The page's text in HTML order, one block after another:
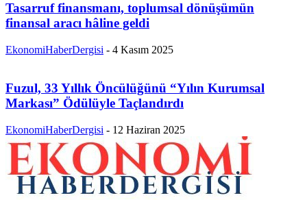
Tasarruf finansmanı, toplumsal dönüşümün
finansal aracı hâline geldi
EkonomiHaberDergisi - 4 Kasım 2025
Fuzul, 33 Yıllık Öncülüğünü “Yılın Kurumsal
Markası” Ödülüyle Taçlandırdı
EkonomiHaberDergisi - 12 Haziran 2025